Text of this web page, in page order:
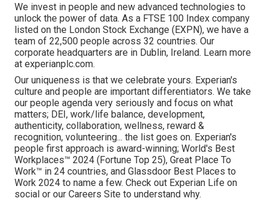
We invest in people and new advanced technologies to
unlock the power of data. As a FTSE 100 Index company
listed on the London Stock Exchange (EXPN), we have a
team of 22,500 people across 32 countries. Our
corporate headquarters are in Dublin, Ireland. Learn more
at experianplc.com.
Our uniqueness is that we celebrate yours. Experian's
culture and people are important differentiators. We take
our people agenda very seriously and focus on what
matters; DEI, work/life balance, development,
authenticity, collaboration, wellness, reward &
recognition, volunteering... the list goes on. Experian's
people first approach is award-winning; World's Best
Workplaces™ 2024 (Fortune Top 25), Great Place To
Work™ in 24 countries, and Glassdoor Best Places to
Work 2024 to name a few. Check out Experian Life on
social or our Careers Site to understand why.